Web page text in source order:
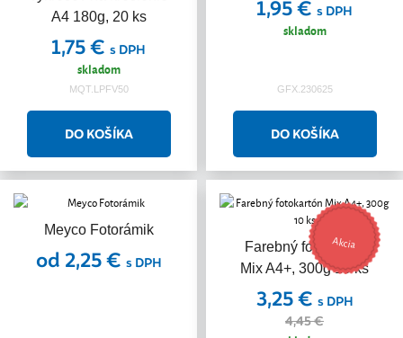
A4 180g, 20 ks
1,75 € s DPH
skladom
MQT.LPFV50
1,95 € s DPH
skladom
GFX.230625
Meyco Fotorámik
od 2,25 € s DPH
Farebný fotokartón
Mix A4+, 300g 10 ks
Akcia
3,25 € s DPH
4,45 €